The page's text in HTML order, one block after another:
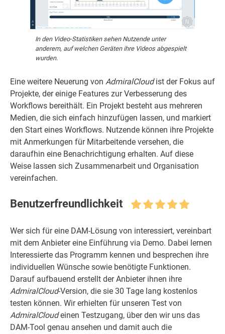
In den Video-Statistiken sehen Nutzende unter
anderem, auf welchen Geräten ihre Videos abgespielt
wurden.
Eine weitere Neuerung von AdmiralCloudist der Fokus auf
Projekte, der einige Features zur Verbesserung des
Workflows bereithält. Ein Projekt besteht aus mehreren
Medien, die sich einfach hinzufügen lassen, und markiert
den Start eines Workflows. Nutzende können ihre Projekte
mit Anmerkungen für Mitarbeitende versehen, die
daraufhin eine Benachrichtigung erhalten. Auf diese
Weise lassen sich Zusammenarbeit und Organisation
vereinfachen.
Benutzerfreundlichkeit
Wer sich für eine DAM-Lösung von interessiert, vereinbart
mit dem Anbieter eine Einführung via Demo. Dabei lernen
Interessierte das Programm kennen und besprechen ihre
individuellen Wünsche sowie benötigte Funktionen.
Darauf aufbauend erstellt der Anbieter ihnen ihre
AdmiralCloud-Version, die sie 30 Tage lang kostenlos
testen können. Wir erhielten für unseren Test von
AdmiralCloudeinen Testzugang, über den wir uns das
DAM-Tool genau ansehen und damit auch die